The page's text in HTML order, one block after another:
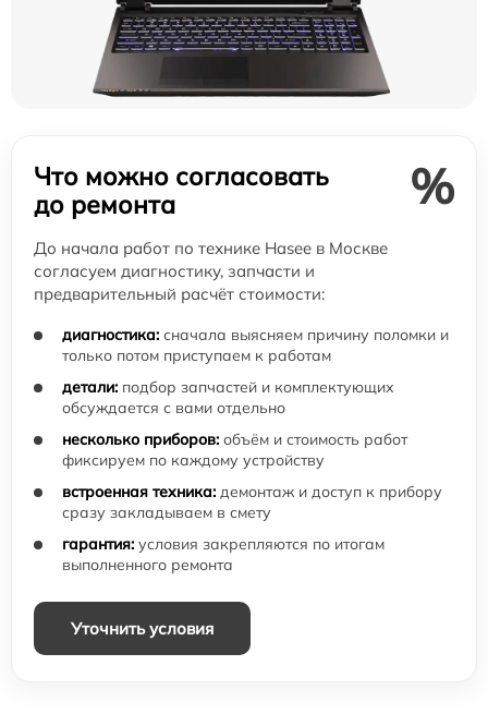
Что можно согласовать
до ремонта
%
До начала работ по технике Hasee в Москве
согласуем диагностику, запчасти и
предварительный расчёт стоимости:
диагностика: сначала выясняем причину поломки и
только потом приступаем к работам
детали: подбор запчастей и комплектующих
обсуждается с вами отдельно
несколько приборов: объём и стоимость работ
фиксируем по каждому устройству
встроенная техника: демонтаж и доступ к прибору
сразу закладываем в смету
гарантия: условия закрепляются по итогам
выполненного ремонта
Уточнить условия